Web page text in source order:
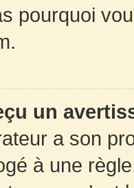
pourquoi
un
a son
à une